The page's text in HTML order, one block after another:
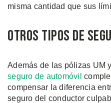
misma cantidad que sus
Otros Tipos de
Además de las pólizas UM
seguro de automóvil
compensar la diferencia
seguro del conductor